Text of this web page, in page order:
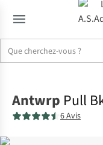
Antwrp Pull
6 Avis